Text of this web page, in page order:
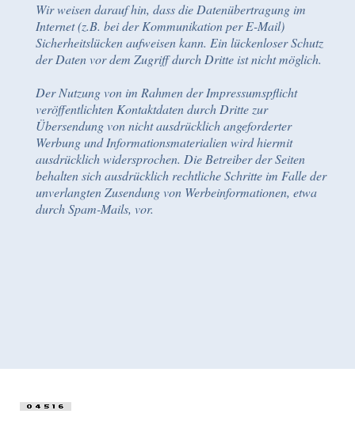
Wir weisen darauf hin, dass die Datenübertragung im
Internet (z.B. bei der Kommunikation per E-Mail)
Sicherheitslücken aufweisen kann. Ein lückenloser Schutz
der Daten vor dem Zugriff durch Dritte ist nicht möglich.
Der Nutzung von im Rahmen der Impressumspflicht
veröffentlichten Kontaktdaten durch Dritte zur
Übersendung von nicht ausdrücklich angeforderter
Werbung und Informationsmaterialien wird hiermit
ausdrücklich widersprochen. Die Betreiber der Seiten
behalten sich ausdrücklich rechtliche Schritte im Falle der
unverlangten Zusendung von Werbeinformationen, etwa
durch Spam-Mails, vor.